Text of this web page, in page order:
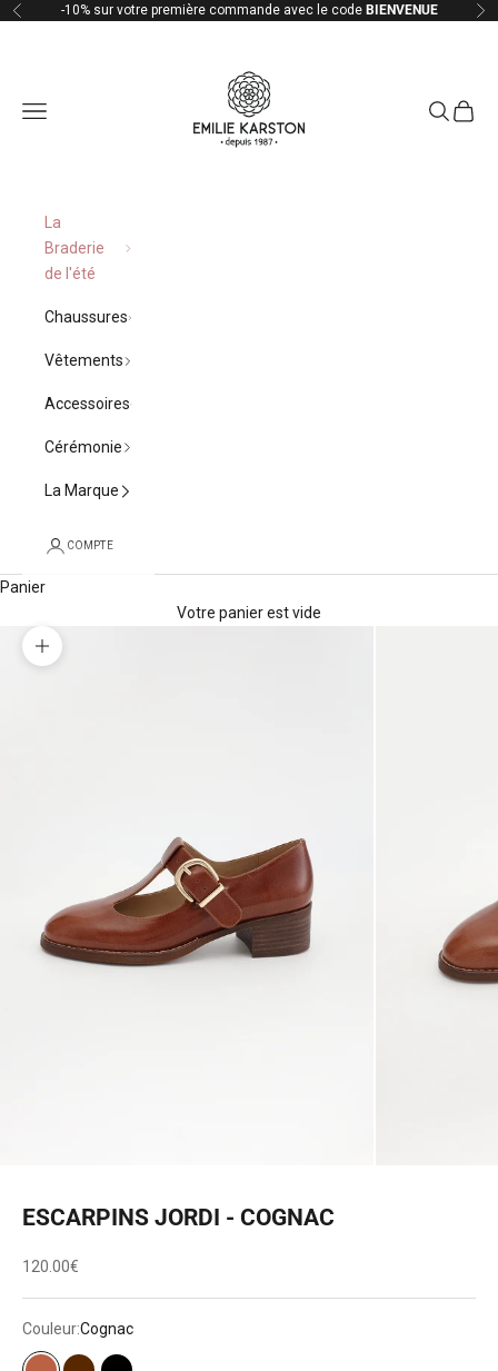
Passer au contenu
Précédent-10% sur votre première commande avec le code BIENVENUE
Ouvrir la navigation Ouvrir la
Voir
La
Braderie
de l'été
Chaussures
Vêtements
Accessoires
Cérémonie
La Marque
COMPTE
Panier
Votre panier est vide
Zoomer sur l'image
ESCARPINS JORDI - COGNAC
Prix de vente
120.00€
Couleur:Cognac